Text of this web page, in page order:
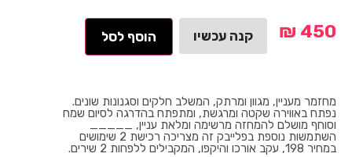
₪ 450 קנה עכשיו הוסף לסל
מחזמר מעניין, מגוון ומרתק, המשלב חלקים וסגנונות שונים.
נפתח באווירה שקטה ומרגשת, ומתפתח בהדרגה לסיום שמח
וסוחף מושלם להמחזה מרשימה ומלאת עניין, _____ ​
השתמשות נוספת בפלייבק זה מצריכה רכישת 2 שימושים
במחיר 198, עקב אורכו והיקפו, המקבילים ללפחות 2 שירים.